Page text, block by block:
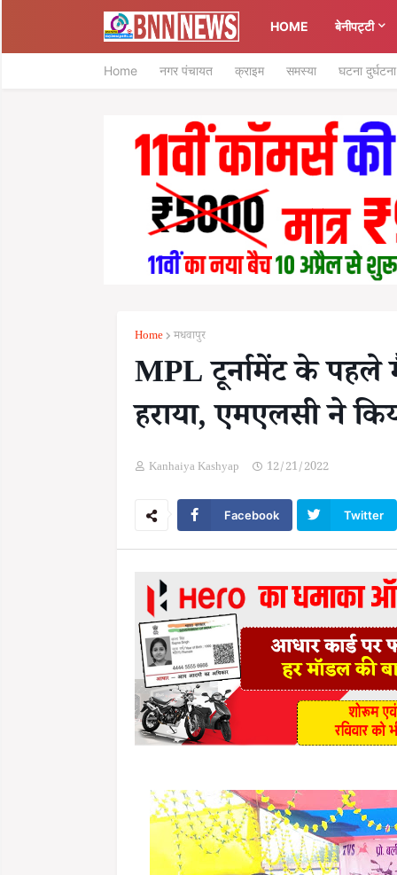
HOME बेनीपट्टी
Home नगर पंचायत क्राइम समस्या घटना दुर्घटना
Home मधवापुर
MPL टूर्नामेंट के
हराया, एमएलसी ने
Kanhaiya Kashyap 12/21/2022
Facebook Twitter